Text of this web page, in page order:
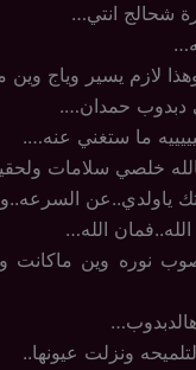
شحالج انتي…
لازم يسير وياج وين
دبدوب حمدان….
ما ستغني عنه….
خلصي سلامات
ياولدي..عن
الله…
نوره وين ماكانت
ونزلت عيونها..